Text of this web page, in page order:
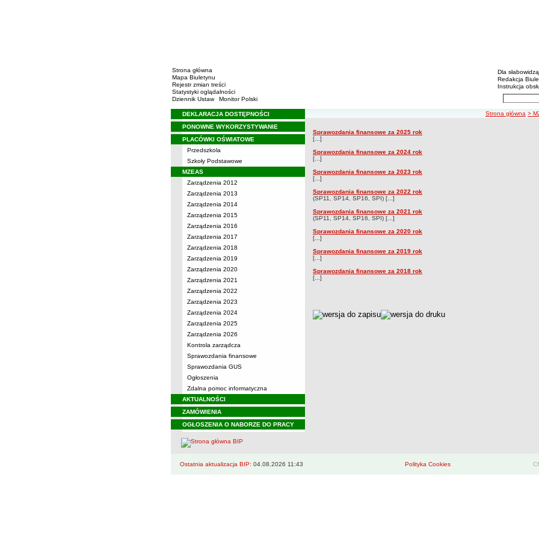
Strona główna
Mapa Biuletynu
Rejestr zmian treści
Statystyki oglądalności
Dziennik Ustaw
Monitor Polski
Menu
Dla
Redakcja
Instrukcja
Wyszukiwarka
Menu
DEKLARACJA DOSTĘPNOŚCI
PONOWNE WYKORZYSTYWANIE
PLACÓWKI OŚWIATOWE
Przedszkola
Szkoły Podstawowe
MZEAS
Zarządzenia 2012
Zarządzenia 2013
Zarządzenia 2014
Zarządzenia 2015
Zarządzenia 2016
Zarządzenia 2017
Zarządzenia 2018
Zarządzenia 2019
Zarządzenia 2020
Zarządzenia 2021
Zarządzenia 2022
Zarządzenia 2023
Zarządzenia 2024
Zarządzenia 2025
Zarządzenia 2026
Kontrola zarządcza
Sprawozdania finansowe
Sprawozdania GUS
Ogłoszenia
Zdalna pomoc informatyczna
AKTUALNOŚCI
ZAMÓWIENIA
OGŁOSZENIA O NABORZE DO PRACY
ścieżka nawigacji
Strona główna >
Sprawozdania finansowe
Sprawozdania finansowe
Sprawozdania finansowe za 2025 rok
[...]
Sprawozdania finansowe za 2024 rok
[...]
Sprawozdania finansowe za 2023 rok
[...]
Sprawozdania finansowe za 2022 rok
(SP11, SP14, SP16, SPI) [...]
Sprawozdania finansowe za 2021 rok
(SP11, SP14, SP16, SPI) [...]
Sprawozdania finansowe za 2020 rok
[...]
Sprawozdania finansowe za 2019 rok
[...]
Sprawozdania finansowe za 2018 rok
[...]
metryczka
Ostatnia aktualizacja BIP: 04.08.2026 11:43 Polityka Cookies